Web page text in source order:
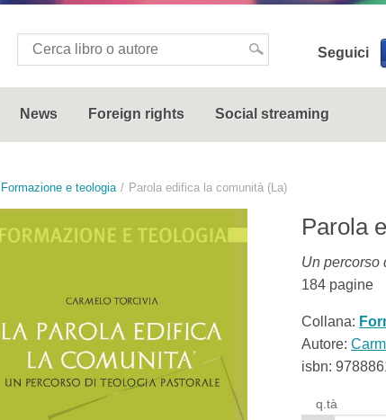
Seguici
News Foreign rights Social streaming
Formazione e teologia Parola edifica la comunità (La)
Parola
Un percorso
184 pagine
Collana:
Autore:
isbn:
q.tà